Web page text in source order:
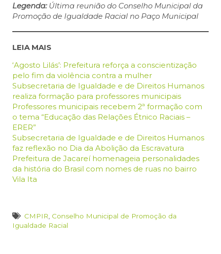
Legenda:Última reunião do Conselho Municipal da
Promoção de Igualdade Racial no Paço Municipal
LEIA MAIS
‘Agosto Lilás’: Prefeitura reforça a conscientização
pelo fim da violência contra a mulher
Subsecretaria de Igualdade e de Direitos Humanos
realiza formação para professores municipais
Professores municipais recebem 2ª formação com
o tema “Educação das Relações Étnico Raciais –
ERER”
Subsecretaria de Igualdade e de Direitos Humanos
faz reflexão no Dia da Abolição da Escravatura
Prefeitura de Jacareí homenageia personalidades
da história do Brasil com nomes de ruas no bairro
Vila Ita
CMPIR Conselho Municipal de Promoção da
Igualdade Racial